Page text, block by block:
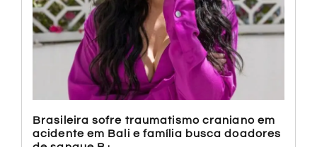
Brasileira sofre traumatismo craniano em
acidente em Bali e família busca doadores